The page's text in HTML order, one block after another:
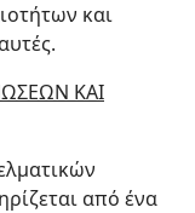
και
ΚΑΙ
από ένα